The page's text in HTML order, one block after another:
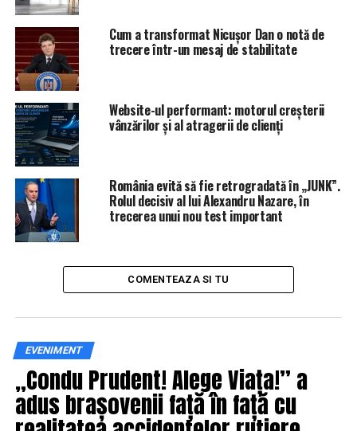
După prezentarea de la expoziţia auto de la Paris a SUV-
puţin un vehicul electric sau hibrid în toate segmentele
de piaţă în care este prezent. Până în 2025, şefii
grupului Daimler se aşteaptă ca 15%-25% din totalul
vânzărilor Mercedes-Benz să fie modele electrificate. La
acest efort se va alătura şi marca smart.
Cum a transformat Nicușor Dan o notă de
trecere într-un mesaj de stabilitate
Website-ul performant: motorul creșterii
vânzărilor și al atragerii de clienți
România evită să fie retrogradată în „JUNK”.
Rolul decisiv al lui Alexandru Nazare, în
trecerea unui nou test important
COMENTEAZA SI TU
EVENIMENT
„Condu Prudent! Alege Viața!” a
adus brașovenii față în față cu